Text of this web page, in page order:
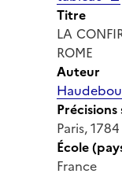
Titre
LA
ROME
Auteur
Paris,
École
France